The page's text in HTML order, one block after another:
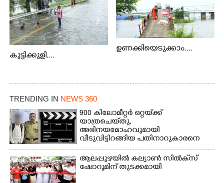
കുട്ടിക്കുളി....
ഉണക്കിയെടുക്കാം....
TRENDING IN NEWS 360
900 കിലോമീറ്റർ ഒറ്റയ്‌ക്ക്
യാത്രചെ‌യ്‌തു,​
അഭിനയമോഹവുമായി
വീടുവിട്ടിറങ്ങിയ പതിനാറുകാരനെ
കണ്ടെത്തിയത് ഫിലിം സിറ്റിയിൽ
ആലപ്പുഴയിൽ കല്യാൺ സിൽക്‌സ്
ഷോറൂമിന് തുടക്കമായി